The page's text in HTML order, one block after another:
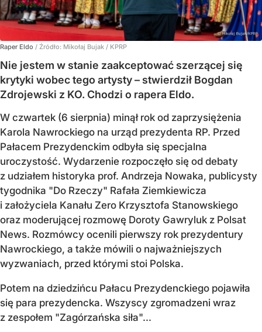
Raper Eldo / Źródło: Mikołaj Bujak / KPRP
Nie jestem w stanie zaakceptować szerzącej się
krytyki wobec tego artysty – stwierdził Bogdan
Zdrojewski z KO. Chodzi o rapera Eldo.
W czwartek (6 sierpnia) minął rok od zaprzysiężenia
Karola Nawrockiego na urząd prezydenta RP. Przed
Pałacem Prezydenckim odbyła się specjalna
uroczystość. Wydarzenie rozpoczęło się od debaty
z udziałem historyka prof. Andrzeja Nowaka, publicysty
tygodnika "Do Rzeczy" Rafała Ziemkiewicza
i założyciela Kanału Zero Krzysztofa Stanowskiego
oraz moderującej rozmowę Doroty Gawryluk z Polsat
News. Rozmówcy ocenili pierwszy rok prezydentury
Nawrockiego, a także mówili o najważniejszych
wyzwaniach, przed którymi stoi Polska.
Potem na dziedzińcu Pałacu Prezydenckiego pojawiła
się para prezydencka. Wszyscy zgromadzeni wraz
z zespołem "Zagórzańska siła"...